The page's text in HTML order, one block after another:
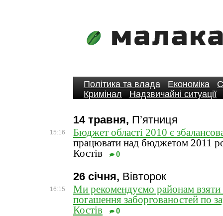
Політика та влада Економіка
Кримінал
Надзвичайні ситуації
14 травня, П’ятниця
15:16
Бюджет області 2010 є
працювати над бюджетом 2011
Костів
0
26 січня, Вівторок
16:15
Ми рекомендуємо районам взяти
погашення заборгованостей по
Костів
0